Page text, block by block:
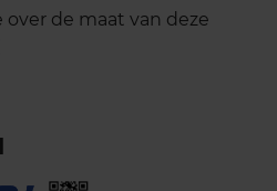
de maat van deze